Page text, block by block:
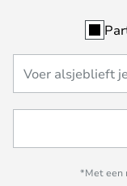
*Met een